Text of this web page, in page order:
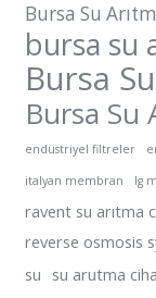
Bursa Su
bursa su
Bursa
Bursa Su
endüstriyel filtreler
italyan membran lg
ravent su arıtma
reverse osmosis
su su arutma